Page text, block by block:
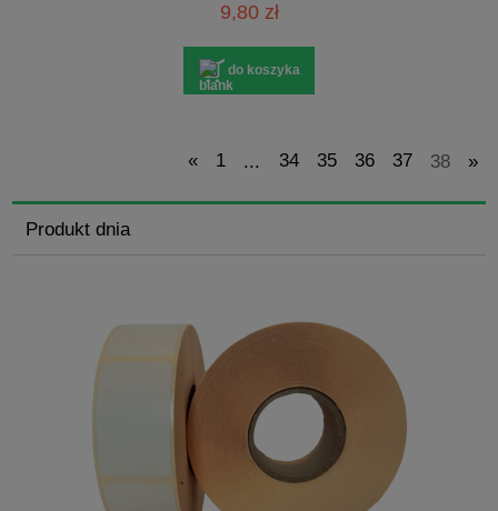
9,80 zł
do koszyka
« 1 34 35 36 37 38 »
Produkt dnia